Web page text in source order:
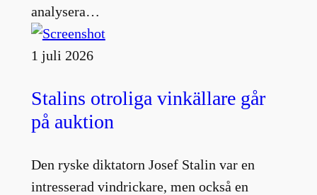
analysera…
1 juli 2026
Stalins otroliga vinkällare går
på auktion
Den ryske diktatorn Josef Stalin var en
intresserad vindrickare, men också en